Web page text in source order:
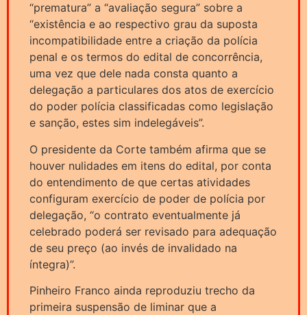
“prematura” a “avaliação segura” sobre a
“existência e ao respectivo grau da suposta
incompatibilidade entre a criação da polícia
penal e os termos do edital de concorrência,
uma vez que dele nada consta quanto a
delegação a particulares dos atos de exercício
do poder polícia classificadas como legislação
e sanção, estes sim indelegáveis”.
O presidente da Corte também afirma que se
houver nulidades em itens do edital, por conta
do entendimento de que certas atividades
configuram exercício de poder de polícia por
delegação, “o contrato eventualmente já
celebrado poderá ser revisado para adequação
de seu preço (ao invés de invalidado na
íntegra)”.
Pinheiro Franco ainda reproduziu trecho da
primeira suspensão de liminar que a